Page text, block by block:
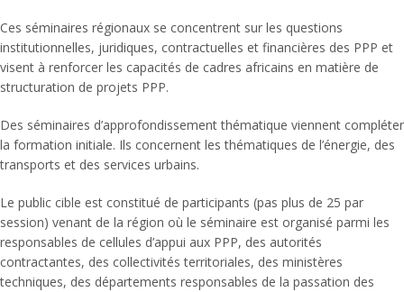
Ces séminaires régionaux se concentrent sur les questions
institutionnelles, juridiques, contractuelles et financières des PPP et
visent à renforcer les capacités de cadres africains en matière de
structuration de projets PPP.
Des séminaires d’approfondissement thématique viennent compléter
la formation initiale. Ils concernent les thématiques de l’énergie, des
transports et des services urbains.
Le public cible est constitué de participants (pas plus de 25 par
session) venant de la région où le séminaire est organisé parmi les
responsables de cellules d’appui aux PPP, des autorités
contractantes, des collectivités territoriales, des ministères
techniques, des départements responsables de la passation des